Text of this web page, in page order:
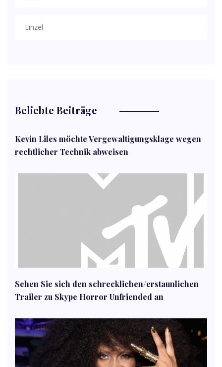
Einzel
Beliebte Beiträge
Kevin Liles möchte Vergewaltigungsklage wegen
rechtlicher Technik abweisen
Sehen Sie sich den schrecklichen/erstaunlichen
Trailer zu Skype Horror Unfriended an